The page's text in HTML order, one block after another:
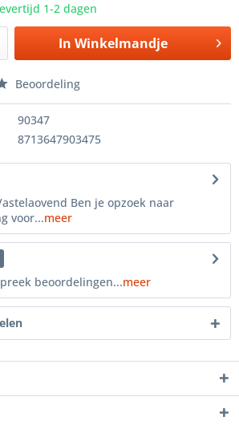
1-2 dagen
In Winkelmandje
Beoordeling
90347
8713647903475
Ben je opzoek naar
voor...meer
beoordelingen...meer